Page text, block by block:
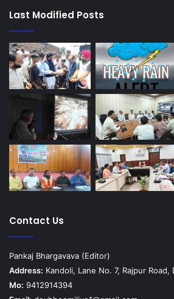
Last Modified Posts
Contact Us
Pankaj Bhargavava (Editor)
Address: Kandoli, Lane No. 7, Rajpur Road,
Mo: 9412914394